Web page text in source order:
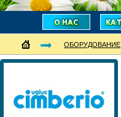
ОБОРУДОВАНИЕ